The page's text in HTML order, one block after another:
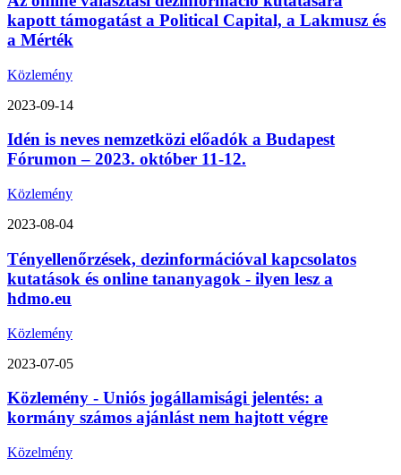
kapott támogatást a Political Capital, a Lakmusz és
a Mérték
Közlemény
2023-09-14
Idén is neves nemzetközi előadók a Budapest
Fórumon – 2023. október 11-12.
Közlemény
2023-08-04
Tényellenőrzések, dezinformációval kapcsolatos
kutatások és online tananyagok - ilyen lesz a
hdmo.eu
Közlemény
2023-07-05
Közlemény - Uniós jogállamisági jelentés: a
kormány számos ajánlást nem hajtott végre
Közelmény